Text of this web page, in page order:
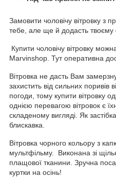
Вітровка чорного кольору з
мультфільму. Виконана зі
плащової тканини. Зручна
куртки на осінь!
Вітровка не дасть Вам
захистить від сильних поривів
погоди, тому купити вітровку
однією перевагою вітровок є
складеному вигляді. Як
блискавка.
Купити чоловічу вітровку
Marvinshop. Тут оперативна
Замовити чоловічу вітровку з
тебе, але ще й додасть твоєму